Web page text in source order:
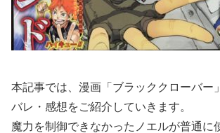
本記事では、漫画「ブラッククローバー
バレ・感想をご紹介していきます。
魔力を制御できなかったノエルが普通に